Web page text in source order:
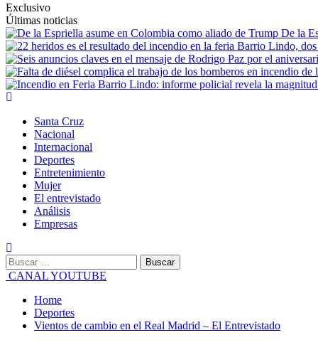
Exclusivo
Últimas noticias
De la
Santa Cruz
Nacional
Internacional
Deportes
Entretenimiento
Mujer
El entrevistado
Análisis
Empresas
Buscar:
CANAL YOUTUBE
Home
Deportes
Vientos de cambio en el Real Madrid – El Entrevistado